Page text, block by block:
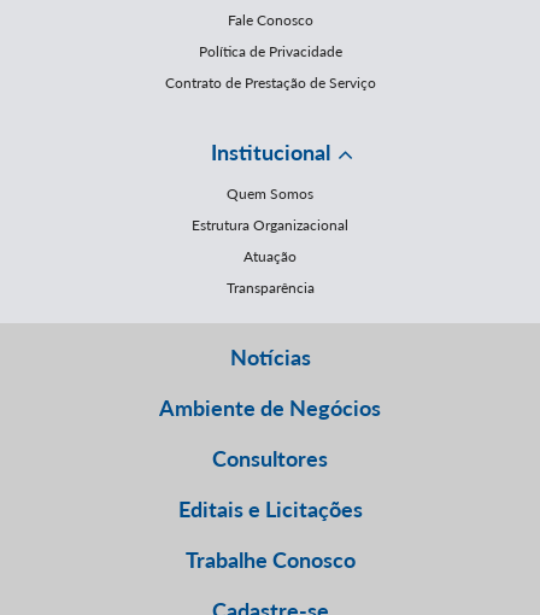
Fale Conosco
Política de Privacidade
Contrato de Prestação de Serviço
Institucional
Quem Somos
Estrutura Organizacional
Atuação
Transparência
Notícias
Ambiente de Negócios
Consultores
Editais e Licitações
Trabalhe Conosco